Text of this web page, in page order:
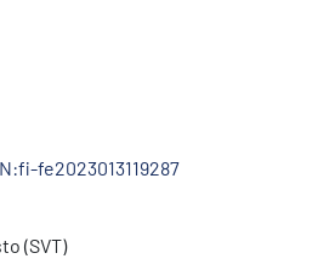
fe2023013119287
(SVT)